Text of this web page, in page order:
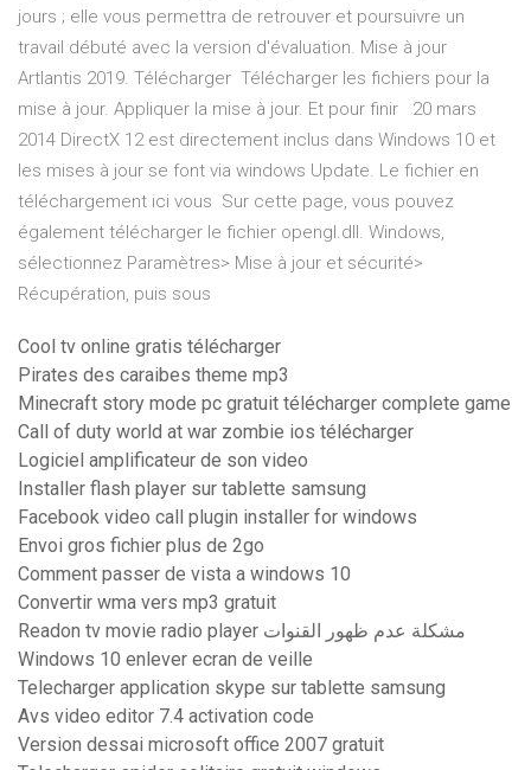
jours ; elle vous permettra de retrouver et poursuivre un
travail débuté avec la version d'évaluation. Mise à jour
Artlantis 2019. Télécharger Télécharger les fichiers pour la
mise à jour. Appliquer la mise à jour. Et pour finir 20 mars
2014 DirectX 12 est directement inclus dans Windows 10 et
les mises à jour se font via windows Update. Le fichier en
téléchargement ici vous Sur cette page, vous pouvez
également télécharger le fichier opengl.dll. Windows,
sélectionnez Paramètres> Mise à jour et sécurité>
Récupération, puis sous
Cool tv online gratis télécharger
Pirates des caraibes theme mp3
Minecraft story mode pc gratuit télécharger complete game
Call of duty world at war zombie ios télécharger
Logiciel amplificateur de son video
Installer flash player sur tablette samsung
Facebook video call plugin installer for windows
Envoi gros fichier plus de 2go
Comment passer de vista a windows 10
Convertir wma vers mp3 gratuit
Readon tv movie radio player مشكلة عدم ظهور القنوات
Windows 10 enlever ecran de veille
Telecharger application skype sur tablette samsung
Avs video editor 7.4 activation code
Version dessai microsoft office 2007 gratuit